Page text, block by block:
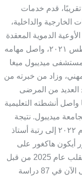
قدم خدمات
الخارجية والداخلية،
الدموية المعقدة
لأول مرة في المنطقة. في أغسطس ٢٠٢١، واصل مهامه
ميديبول ميغا
وزاد من خبرته من
العديد من المرضى
واصل أنشطته التعليمية
ميديبول. نتيجة
لهذه الجهود، رُقّي الدكتور في عام ٢٠٢٢ إلى رتبة أستاذ
أيكون هاكغور على
لقب أستاذ مشارك في أمراض القلب عام 2025 من قبل
مجلس الجامعات. وقد ساهم حتى الآن في 87 دراسة